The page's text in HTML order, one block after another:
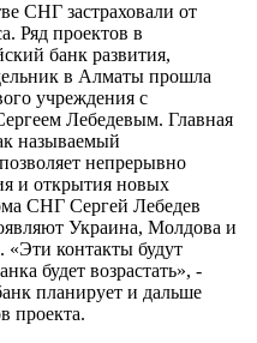
СНГ застраховали от
Ряд проектов в
банк развития,
в Алматы прошла
учреждения с
Лебедевым. Главная
называемый
непрерывно
и открытия новых
СНГ Сергей Лебедев
Украина, Молдова и
«Эти контакты будут
будет возрастать», -
планирует и дальше
проекта.